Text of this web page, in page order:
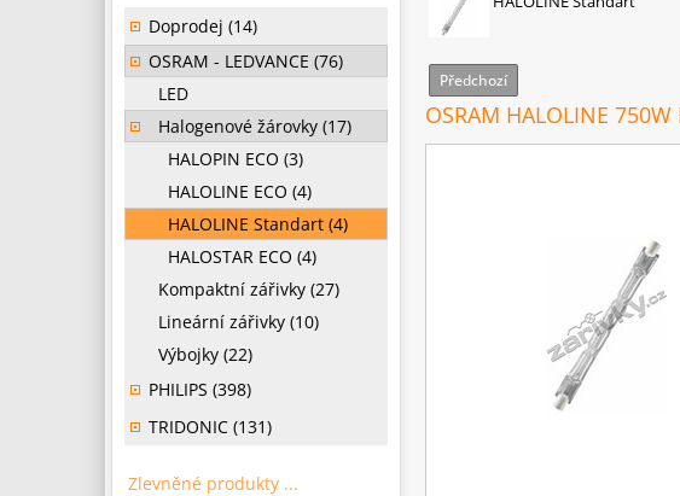
Předchozí
OSRAM HALOLINE
Doprodej (14)
OSRAM - LEDVANCE (76)
LED
Halogenové žárovky (17)
HALOPIN ECO (3)
HALOLINE ECO (4)
HALOLINE Standart (4)
HALOSTAR ECO (4)
Kompaktní zářivky (27)
Lineární zářivky (10)
Výbojky (22)
PHILIPS (398)
TRIDONIC (131)
Zlevněné produkty ...